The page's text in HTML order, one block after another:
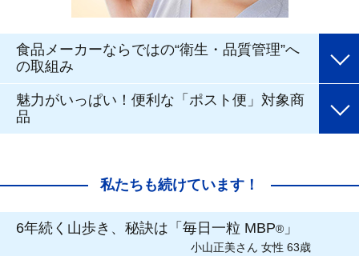
食品メーカーならではの“衛生・品質管理”へ
の取組み
魅力がいっぱい！便利な「ポスト便」対象商
品
私たちも続けています！
6年続く山歩き、秘訣は「毎日一粒 MBP® 」
小山正美さん 女性 63歳